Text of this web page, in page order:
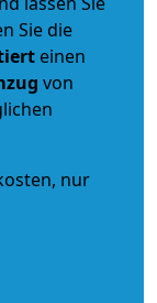
Sie die
einen
von
nur